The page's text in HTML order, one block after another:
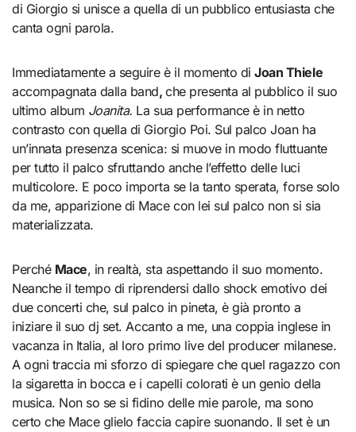
di Giorgio si unisce a quella di un pubblico entusiasta che
canta ogni parola.
Immediatamente a seguire è il momento diJoan Thiele
accompagnata dalla band,che presenta al pubblico il suo
ultimo album Joanita. La sua performance è in netto
contrasto con quella di Giorgio Poi. Sul palco Joan ha
un’innata presenza scenica: si muove in modo fluttuante
per tutto il palco sfruttando anche l’effetto delle luci
multicolore. E poco importa se la tanto sperata, forse solo
da me, apparizione di Mace con lei sul palco non si sia
materializzata.
Perché Mace, in realtà, sta aspettando il suo momento.
Neanche il tempo di riprendersi dallo shock emotivo dei
due concerti che, sul palco in pineta, è già pronto a
iniziare il suo dj set. Accanto a me, una coppia inglese in
vacanza in Italia, al loro primo live del producer milanese.
A ogni traccia mi sforzo di spiegare che quel ragazzo con
la sigaretta in bocca e i capelli colorati è un genio della
musica. Non so se si fidino delle mie parole, ma sono
certo che Mace glielo faccia capire suonando. Il set è un